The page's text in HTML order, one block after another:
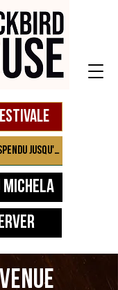
Brunch suspendu jusqu'à septembre
Michela